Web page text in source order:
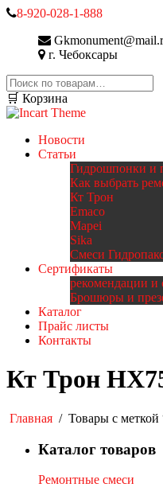
8-920-028-1-888
г. Чебоксары
Искать:
🛒 Корзина
Новости
Статьи
Гидрошпонки и
Как выбрать
Кт Трон
Emaco
Mapei
Sika
Смеси
Сертификаты
рекомендации и
Брошюры и
Каталог
Прайс листы
Контакты
Кт Трон
Главная / Товары с
Каталог товаров
Ремонтные смеси